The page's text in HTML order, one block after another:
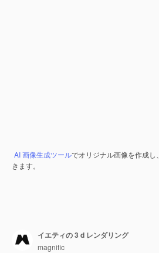
AI 画像生成ツールでオリジナル画像を作成し、
きます。
イエティの 3 d レンダリング
magnific